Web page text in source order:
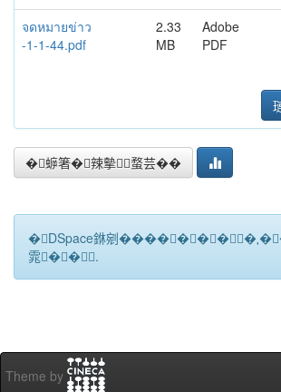
จดหมายข่าว
-1-1-44.pdf
2.33
MB
Adobe
PDF
�蝷箸�辣摰蝥芸��
�DSpace銝剜
雿��.
Theme by